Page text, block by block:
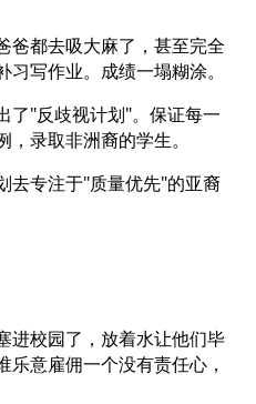
爸都去吸大麻了，甚至完全
写作业。成绩一塌糊涂。
了"反歧视计划"。保证每一
录取非洲裔的学生。
去专注于"质量优先"的亚裔
进校园了，放着水让他们毕
意雇佣一个没有责任心，